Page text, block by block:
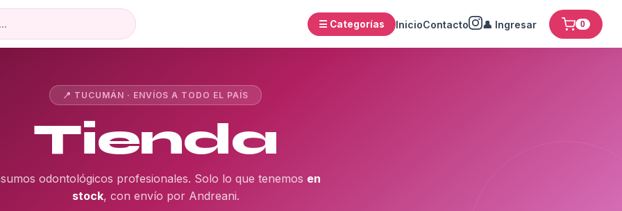
☰ Categorías InicioContacto 👤 Ingresar 0
📍 TUCUMÁN · ENVÍOS A TODO EL PAÍS
Tienda
odontológicos profesionales. Solo lo que tenemos en
stock, con envío por Andreani.